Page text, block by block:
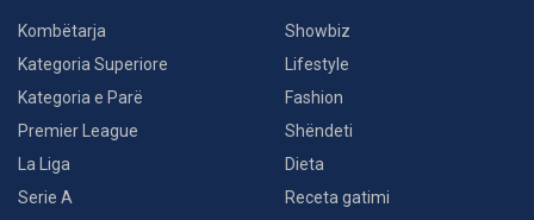
Kombëtarja
Kategoria Superiore
Kategoria e Parë
Premier League
La Liga
Serie A
Showbiz
Lifestyle
Fashion
Shëndeti
Dieta
Receta gatimi